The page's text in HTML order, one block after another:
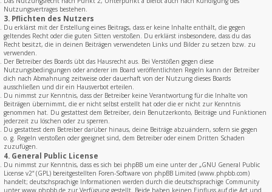
Nutzungsvertrages bestehen.
3. Pflichten des Nutzers
Du erklärst mit der Erstellung eines Beitrags, dass er keine Inhalte enthält, die gegen
geltendes Recht oder die guten Sitten verstoßen. Du erklärst insbesondere, dass du das
Recht besitzt, die in deinen Beiträgen verwendeten Links und Bilder zu setzen bzw. zu
verwenden.
Der Betreiber des Boards übt das Hausrecht aus. Bei Verstößen gegen diese
Nutzungsbedingungen oder anderer im Board veröffentlichten Regeln kann der Betreiber
dich nach Abmahnung zeitweise oder dauerhaft von der Nutzung dieses Boards
ausschließen und dir ein Hausverbot erteilen.
Du nimmst zur Kenntnis, dass der Betreiber keine Verantwortung für die Inhalte von
Beiträgen übernimmt, die er nicht selbst erstellt hat oder die er nicht zur Kenntnis
genommen hat. Du gestattest dem Betreiber, dein Benutzerkonto, Beiträge und Funktionen
jederzeit zu löschen oder zu sperren.
Du gestattest dem Betreiber darüber hinaus, deine Beiträge abzuändern, sofern sie gegen
o. g. Regeln verstoßen oder geeignet sind, dem Betreiber oder einem Dritten Schaden
zuzufügen.
4. General Public License
Du nimmst zur Kenntnis, dass es sich bei phpBB um eine unter der „GNU General Public
License v2“ (GPL) bereitgestellten Foren-Software von phpBB Limited (www.phpbb.com)
handelt; deutschsprachige Informationen werden durch die deutschsprachige Community
unter www.phpbb.de zur Verfügung gestellt. Beide haben keinen Einfluss auf die Art und